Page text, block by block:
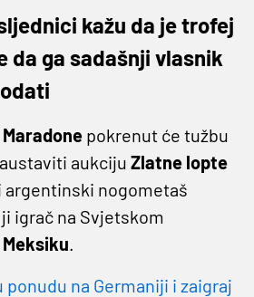
kažu da je trofej
da ga sadašnji vlasnik
pokrenut će tužbu
aukciju Zlatne lopte
argentinski nogometaš
igrač na Svjetskom
Meksiku.
na Germaniji i zaigraj